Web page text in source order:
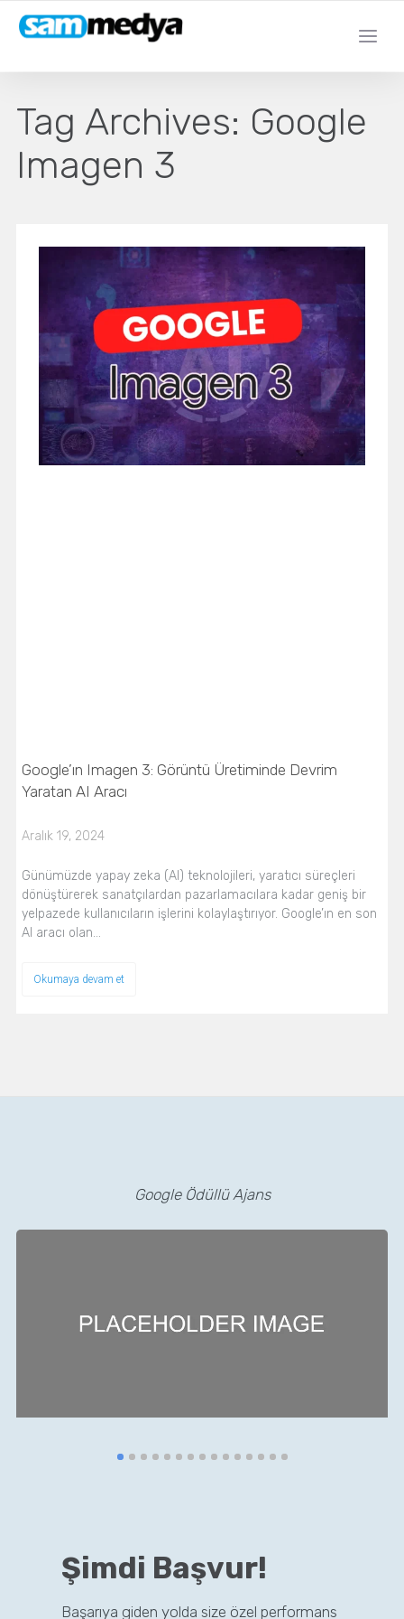
Tag Archives: Google
Imagen 3
Google’ın Imagen 3: Görüntü Üretiminde Devrim
Yaratan AI Aracı
Aralık 19, 2024
Günümüzde yapay zeka (AI) teknolojileri, yaratıcı süreçleri
dönüştürerek sanatçılardan pazarlamacılara kadar geniş bir
yelpazede kullanıcıların işlerini kolaylaştırıyor. Google’ın en son
AI aracı olan…
Okumaya devam et
Google Ödüllü Ajans
Şimdi Başvur!
Başarıya giden yolda size özel performans